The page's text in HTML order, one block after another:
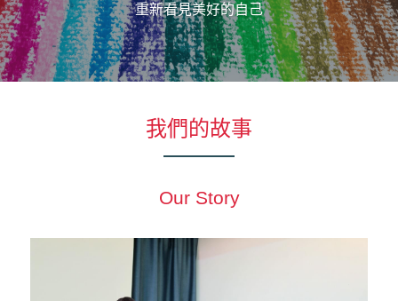
【個人】到府藝術輔療
【政府企業】手作舒壓課程
藝術輔療師介紹
年度開課一覽表
參與志工服務
english
會員登入
色彩動物祝福卡
重新看見美好的自己
我們的故事
Our Story